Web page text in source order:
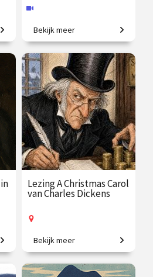
De zondebok op een bezem.
€ 35.00
vanaf 30
okt.
Online
Bekijk meer
Lezing A Christmas Carol
van Charles Dickens
Het bekende kerstverhaal
van Charles Dickens.
Bekijk meer